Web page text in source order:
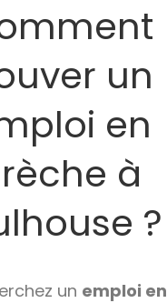
un
en
à
?
un emploi en